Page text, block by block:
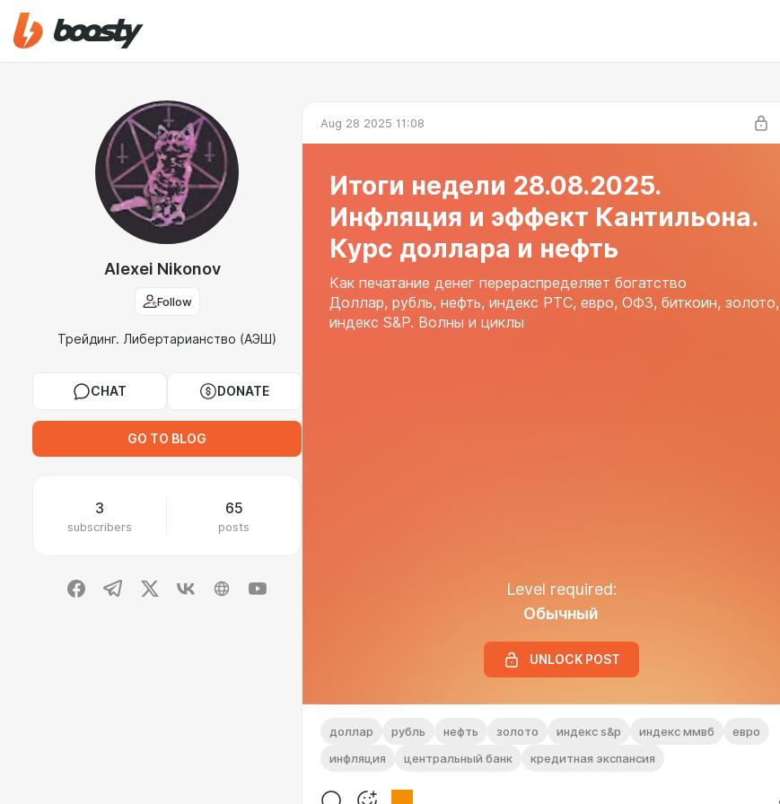
Alexei Nikonov
Follow
Трейдинг. Либертарианство (АЭШ)
CHAT DONATE
GO TO BLOG
3
subscribers
65
posts
Aug 28 2025 11:08
Итоги недели 28.08.2025.
Инфляция и эффект Кантильона.
Курс доллара и нефть
Как печатание денег перераспределяет богатство
Доллар, рубль, нефть, индекс РТС, евро, ОФЗ, биткоин, золото,
индекс S&P. Волны и циклы
Level required:
Обычный
UNLOCK POST
доллар рубль нефть золото индекс s&p индекс ммвб
евро
инфляция
центральный банк кредитная экспансия